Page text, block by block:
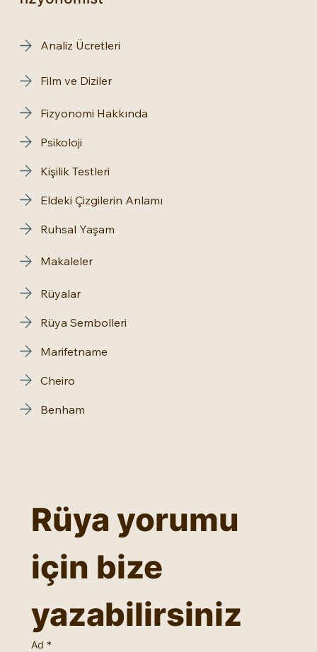
Analiz Ücretleri
Film ve Diziler
Makaleler
Fizyonomi Hakkında
Psikoloji
Kişilik Testleri
Eldeki Çizgilerin Anlamı
Ruhsal Yaşam
Rüyalar
Rüya Sembolleri
Marifetname
Cheiro
Benham
Rüya yorumu
için bize
yazabilirsiniz
Ad *